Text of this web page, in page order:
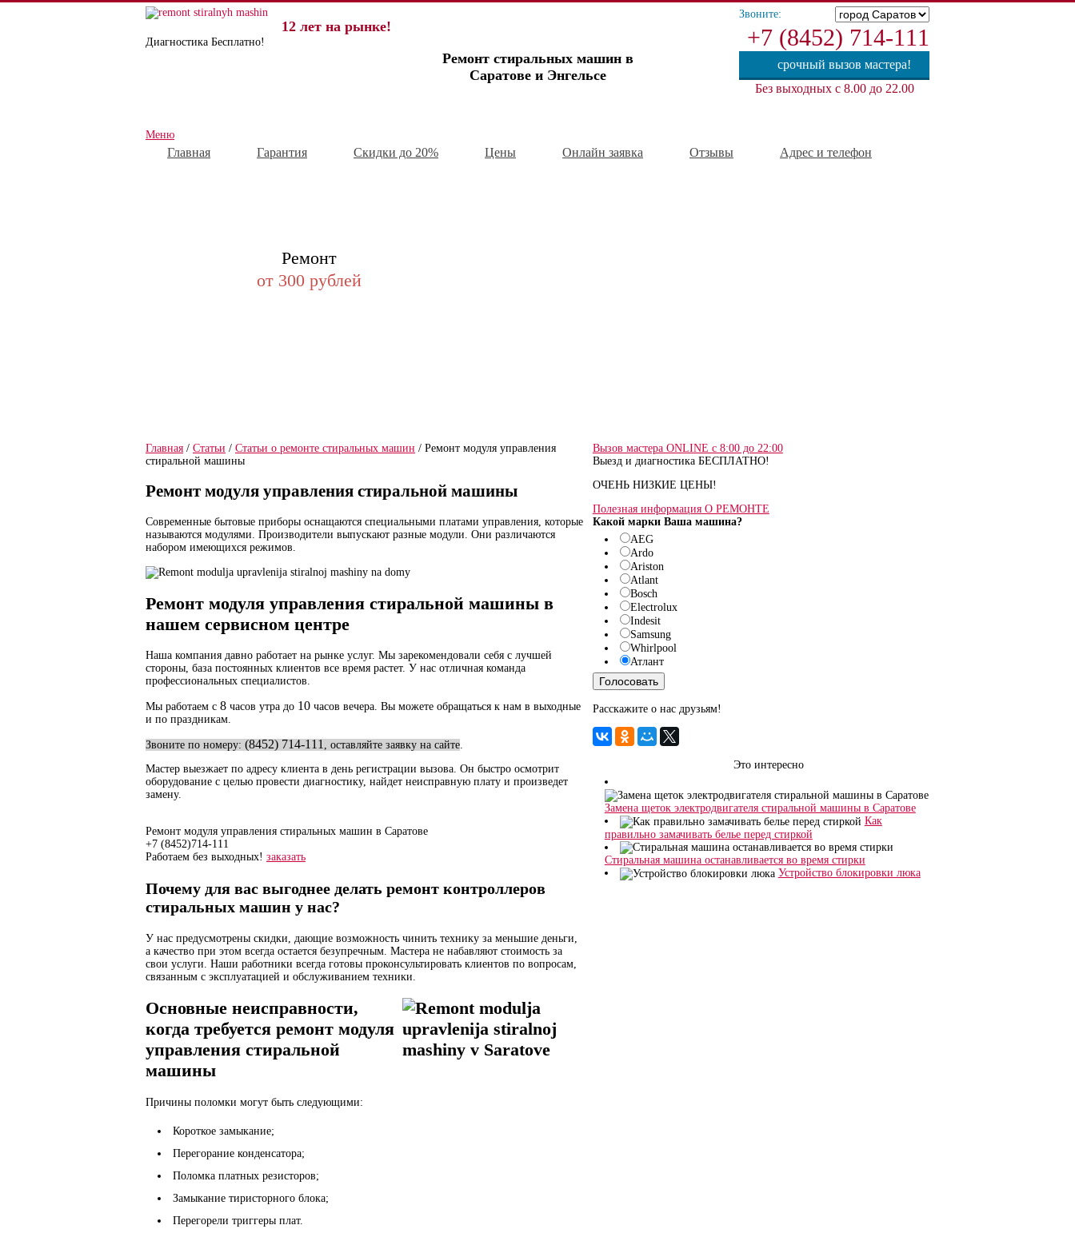
12 лет на рынке!
Ремонт стиральных машин в
Саратове и Энгельсе
Диагностика Бесплатно!
Звоните:
+7 (8452) 714-111
срочный вызов мастера!
Без выходных с 8.00 до 22.00
Ремонт
от 300 рублей
Меню
Главная Гарантия Скидки до 20% Цены Онлайн заявка Отзывы Адрес и телефон
Главная / Статьи / Статьи о ремонте стиральных машин / Ремонт модуля управления
стиральной машины
Ремонт модуля управления стиральной машины
Современные бытовые приборы оснащаются специальными платами управления, которые
называются модулями. Производители выпускают разные модули. Они различаются
набором имеющихся режимов.
Ремонт модуля управления стиральной машины в
нашем сервисном центре
Наша компания давно работает на рынке услуг. Мы зарекомендовали себя с лучшей
стороны, база постоянных клиентов все время растет. У нас отличная команда
профессиональных специалистов.
Мы работаем с 8 часов утра до 10 часов вечера. Вы можете обращаться к нам в выходные
и по праздникам.
Звоните по номеру: (8452) 714-111 , оставляйте заявку на сайте.
Мастер выезжает по адресу клиента в день регистрации вызова. Он быстро осмотрит
оборудование с целью провести диагностику, найдет неисправную плату и произведет
замену.
Ремонт модуля управления стиральных машин в Саратове
+7 (8452)714-111
Работаем без выходных! заказать
Почему для вас выгоднее делать ремонт контроллеров
стиральных машин у нас?
У нас предусмотрены скидки, дающие возможность чинить технику за меньшие деньги,
а качество при этом всегда остается безупречным. Мастера не набавляют стоимость за
свои услуги. Наши работники всегда готовы проконсультировать клиентов по вопросам,
связанным с эксплуатацией и обслуживанием техники.
Основные неисправности,
когда требуется ремонт модуля
управления стиральной
машины
Причины поломки могут быть следующими:
Короткое замыкание;
Перегорание конденсатора;
Поломка платных резисторов;
Замыкание тиристорного блока;
Перегорели триггеры плат.
Вызов мастера ONLINE с 8:00 до 22:00
Выезд и диагностика БЕСПЛАТНО!
ОЧЕНЬ НИЗКИЕ ЦЕНЫ!
Полезная информация О РЕМОНТЕ
Какой марки Ваша машина?
AEG
Ardo
Ariston
Atlant
Bosch
Electrolux
Indesit
Samsung
Whirlpool
Атлант
Голосовать
Расскажите о нас друзьям!
Это интересно
Замена щеток электродвигателя стиральной машины в Саратове
Как
правильно замачивать белье перед стиркой
Стиральная машина останавливается во время стирки
Устройство блокировки люка